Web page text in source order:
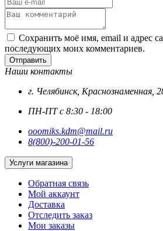
Сохранить моё имя, email и адрес
последующих моих комментариев.
Отправить
Наши контакты
г. Челябинск, Краснознаменная,
ПН-ПТ с 8:30 - 18:00
ooomiks.kdm@mail.ru
8(800)-200-01-56
Услуги магазина
Обратная связь
Мой аккаунт
Доставка
Отследить заказ
Мои заказы